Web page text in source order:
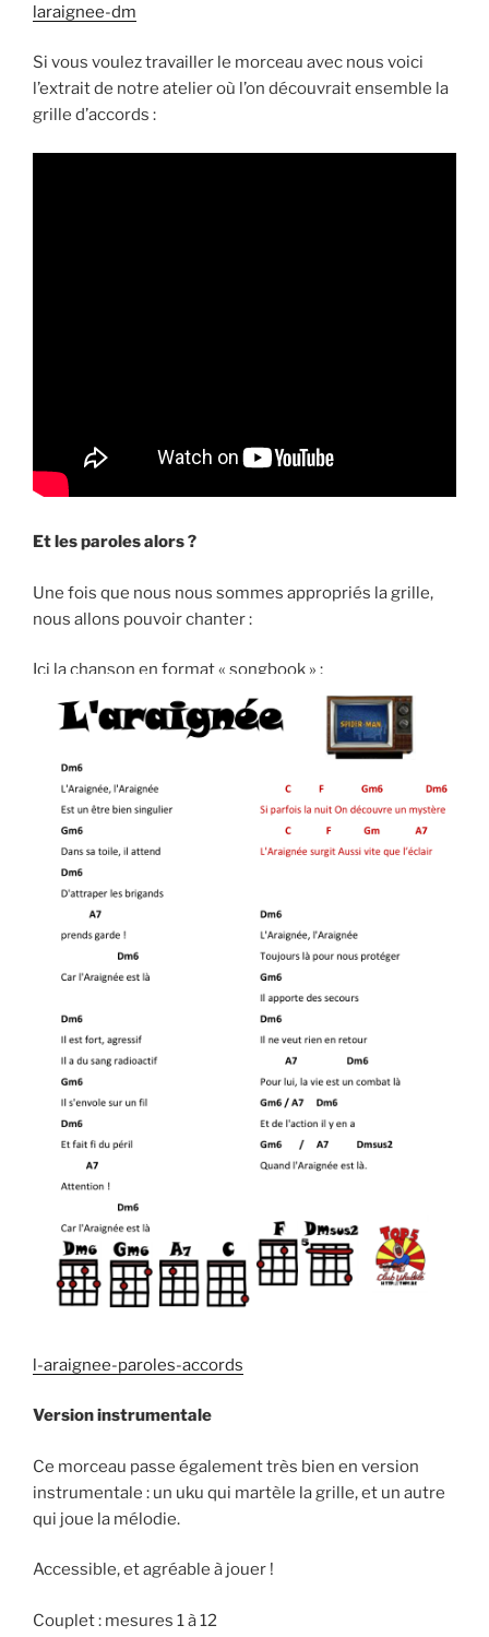
laraignee-dm
Si vous voulez travailler le morceau avec nous voici
l’extrait de notre atelier où l’on découvrait ensemble la
grille d’accords :
Et les paroles alors ?
Une fois que nous nous sommes appropriés la grille,
nous allons pouvoir chanter :
Ici la chanson en format « songbook » :
l-araignee-paroles-accords
Version instrumentale
Ce morceau passe également très bien en version
instrumentale : un uku qui martèle la grille, et un autre
qui joue la mélodie.
Accessible, et agréable à jouer !
Couplet : mesures 1 à 12